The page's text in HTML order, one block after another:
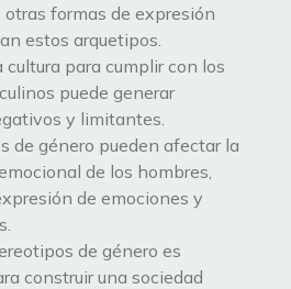
formas de expresión
estos arquetipos.
cultura para cumplir con los
puede generar
y limitantes.
de género pueden afectar la
de los hombres,
de emociones y
de género es
construir una sociedad